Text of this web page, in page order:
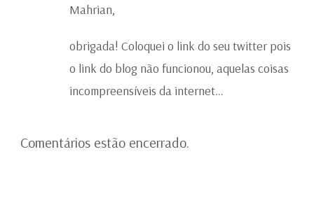
Mahrian,
obrigada! Coloquei o link do seu twitter pois
o link do blog não funcionou, aquelas coisas
incompreensíveis da internet…
Comentários estão encerrado.